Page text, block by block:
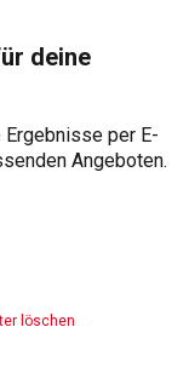
deine
per E-
Angeboten.
löschen